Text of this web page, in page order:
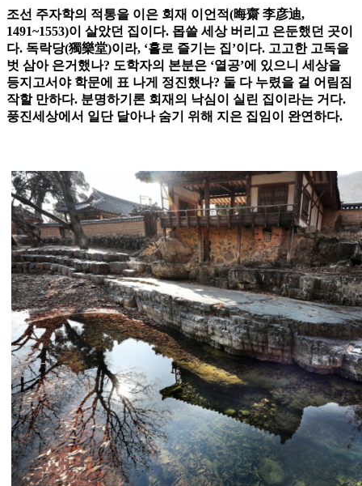
조선 주자학의 적통을 이은 회재 이언적(晦齋 李彦迪,
1491~1553)이 살았던 집이다. 몹쓸 세상 버리고 은둔했던 곳이
다. 독락당(獨樂堂)이라, ‘홀로 즐기는 집’이다. 고고한 고독을
벗 삼아 은거했나? 도학자의 본분은 ‘열공’에 있으니 세상을
등지고서야 학문에 표 나게 정진했나? 둘 다 누렸을 걸 어림짐
작할 만하다. 분명하기론 회재의 낙심이 실린 집이라는 거다.
풍진세상에서 일단 달아나 숨기 위해 지은 집임이 완연하다.